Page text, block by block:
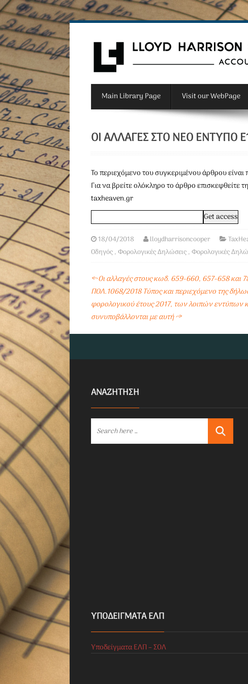
Main Library Page Visit our WebPage
ΟΙ ΑΛΛΑΓΈΣ ΣΤΟ ΝΈΟ ΈΝΤΥΠΟ
To περιεχόμενο του συγκεριμένου άρθρου
Για να βρείτε ολόκληρο το άρθρο επισκεφθείτε
taxheaven.gr
18/04/2018 lloydharrisoncooper
Οδηγός,Φορολογικές Δηλώσεις,Φορολογικές
←Οι αλλαγές στους κωδ. 659-660, 657-658 και
ΠΟΛ.1068/2018 Τύπος και περιεχόμενο της
φορολογικού έτους 2017, των λοιπών εντύπων
συνυποβάλλονται με αυτή→
ΑΝΑΖΗΤΗΣΗ
ΥΠΟΔΕΊΓΜΑΤΑ ΕΛΠ
Υποδείγματα ΕΛΠ – ΣΟΛ